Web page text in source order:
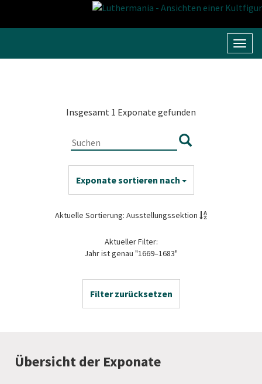
Insgesamt 1 Exponate gefunden
Exponate sortieren nach
Aktuelle Sortierung: Ausstellungssektion
Aktueller Filter:
Jahr ist genau "1669–1683"
Filter zurücksetzen
Übersicht der Exponate